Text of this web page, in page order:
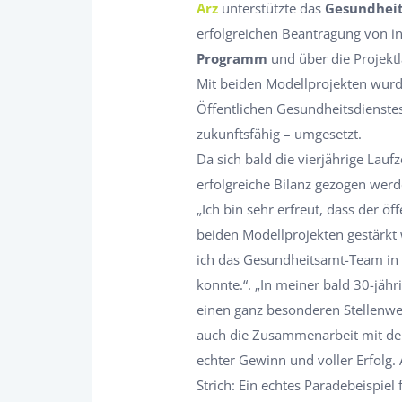
Arz unterstützte das
erfolgreichen Beantragung von
Programm und über die
Mit beiden Modellprojekten
Öffentlichen
zukunftsfähig – umgesetzt.
Da sich bald die vierjährige
erfolgreiche Bilanz gezogen
„Ich bin sehr erfreut, dass der
beiden Modellprojekten gestärkt
ich das Gesundheitsamt-Team
konnte.“. „In meiner bald 30-
einen ganz besonderen
auch die Zusammenarbeit mit
echter Gewinn und voller
Strich: Ein echtes